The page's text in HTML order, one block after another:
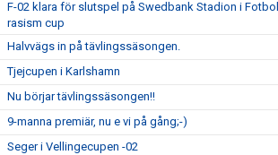
F-02 klara för slutspel på Swedbank Stadion i
rasism cup
Halvvägs in på tävlingssäsongen.
Tjejcupen i Karlshamn
Nu börjar tävlingssäsongen!!
9-manna premiär, nu e vi på gång;-)
Seger i Vellingecupen -02